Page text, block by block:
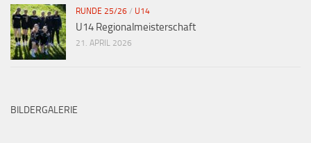
RUNDE 25/26 / U14
U14 Regionalmeisterschaft
21. APRIL 2026
BILDERGALERIE